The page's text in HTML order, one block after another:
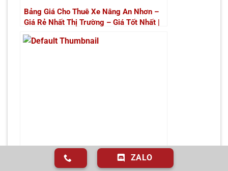
Bảng Giá Cho Thuê Xe Nâng An Nhơn –
Giá Rẻ Nhất Thị Trường – Giá Tốt Nhất |
Xe Nâng Thành Phát
ZALO